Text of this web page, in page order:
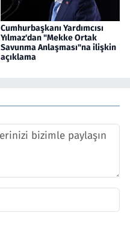
Cumhurbaşkanı Yardımcısı
Yılmaz'dan "Mekke Ortak
Savunma Anlaşması"na ilişkin
açıklama